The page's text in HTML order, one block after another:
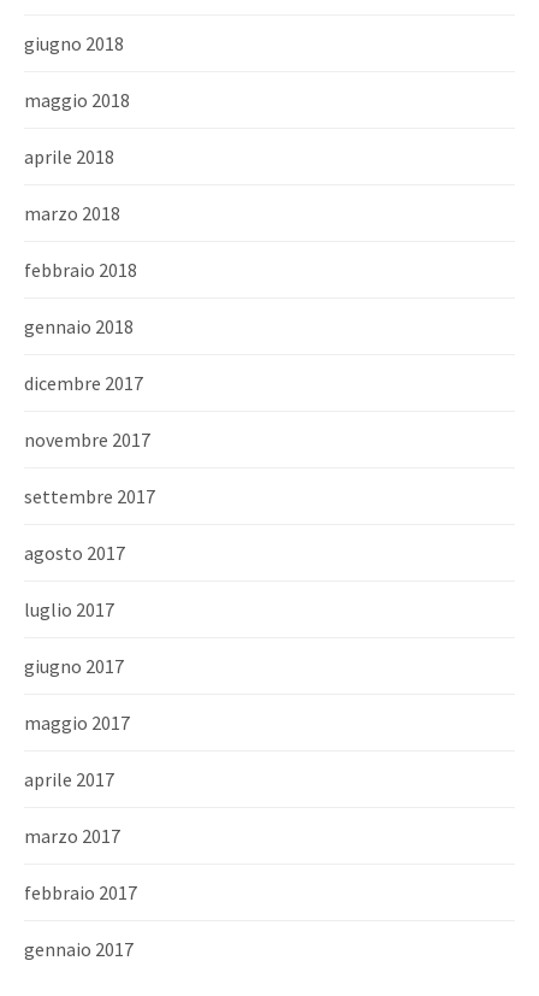
giugno 2018
maggio 2018
aprile 2018
marzo 2018
febbraio 2018
gennaio 2018
dicembre 2017
novembre 2017
settembre 2017
agosto 2017
luglio 2017
giugno 2017
maggio 2017
aprile 2017
marzo 2017
febbraio 2017
gennaio 2017